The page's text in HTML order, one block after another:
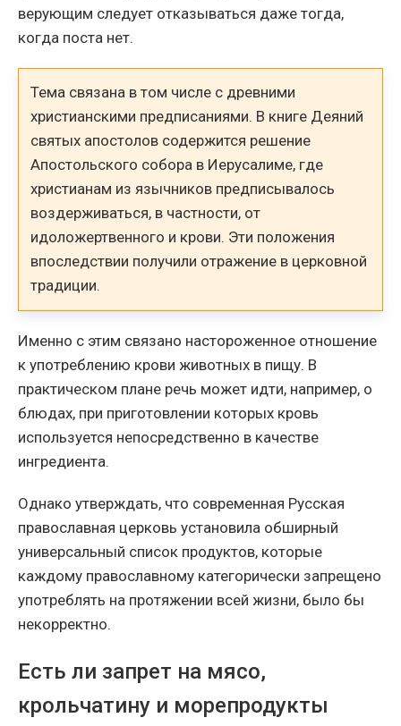
верующим следует отказываться даже тогда,
когда поста нет.
Тема связана в том числе с древними
христианскими предписаниями. В книге Деяний
святых апостолов содержится решение
Апостольского собора в Иерусалиме, где
христианам из язычников предписывалось
воздерживаться, в частности, от
идоложертвенного и крови. Эти положения
впоследствии получили отражение в церковной
традиции.
Именно с этим связано настороженное отношение
к употреблению крови животных в пищу. В
практическом плане речь может идти, например, о
блюдах, при приготовлении которых кровь
используется непосредственно в качестве
ингредиента.
Однако утверждать, что современная Русская
православная церковь установила обширный
универсальный список продуктов, которые
каждому православному категорически запрещено
употреблять на протяжении всей жизни, было бы
некорректно.
Есть ли запрет на мясо,
крольчатину и морепродукты